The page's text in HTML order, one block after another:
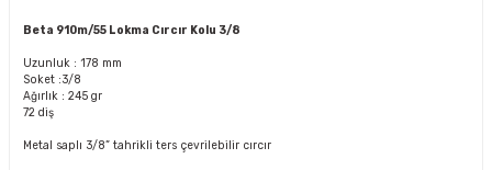
Beta 910m/55 Lokma Cırcır Kolu 3/8
Uzunluk : 178 mm
Soket :3/8
Ağırlık : 245 gr
72 diş
Metal saplı 3/8” tahrikli ters çevrilebilir cırcır